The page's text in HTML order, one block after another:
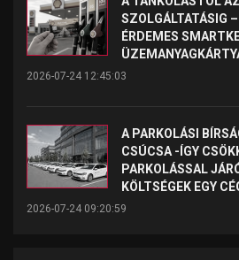
SZOLGÁLTATÁSIG
ÉRDEMES
2026-07-24 12:45:03
A PARKOLÁSI
CSÚCSA -ÍGY
PARKOLÁSSAL
KÖLTSÉGEK EGY
2026-07-24 09:20:59